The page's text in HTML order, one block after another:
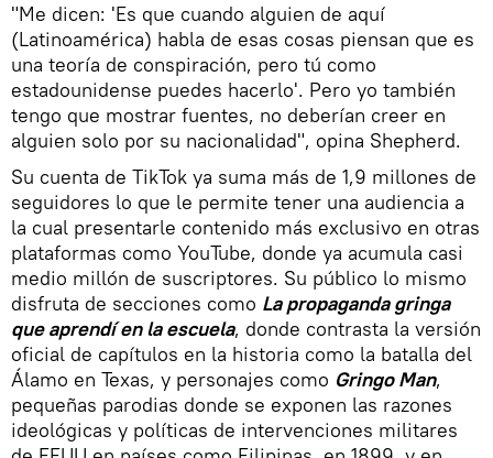
"Me dicen: 'Es que cuando alguien de aquí
(Latinoamérica) habla de esas cosas piensan que es
una teoría de conspiración, pero tú como
estadounidense puedes hacerlo'. Pero yo también
tengo que mostrar fuentes, no deberían creer en
alguien solo por su nacionalidad", opina Shepherd.
Su cuenta de TikTok ya suma más de 1,9 millones de
seguidores lo que le permite tener una audiencia a
la cual presentarle contenido más exclusivo en otras
plataformas como YouTube, donde ya acumula casi
medio millón de suscriptores. Su público lo mismo
disfruta de secciones como La propaganda gringa
que aprendí en la escuela, donde contrasta la versión
oficial de capítulos en la historia como la batalla del
Álamo en Texas, y personajes como Gringo Man,
pequeñas parodias donde se exponen las razones
ideológicas y políticas de intervenciones militares